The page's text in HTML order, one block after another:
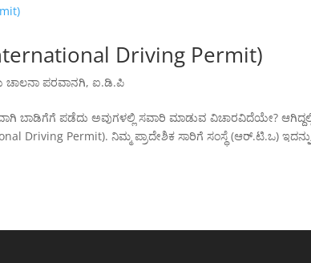
Driving Permit)
ಚಾಲನಾ ಪರವಾನಗಿ,ಐ.ಡಿ.ಪಿ
ಬಾಡಿಗೆಗೆ ಪಡೆದು ಅವುಗಳಲ್ಲಿ ಸವಾರಿ ಮಾಡುವ ವಿಚಾರವಿದೆಯೇ?
Driving Permit). ನಿಮ್ಮ ಪ್ರಾದೇಶಿಕ ಸಾರಿಗೆ ಸಂಸ್ಥೆ (ಆರ್.ಟಿ.ಒ) ಇದನ್ನು